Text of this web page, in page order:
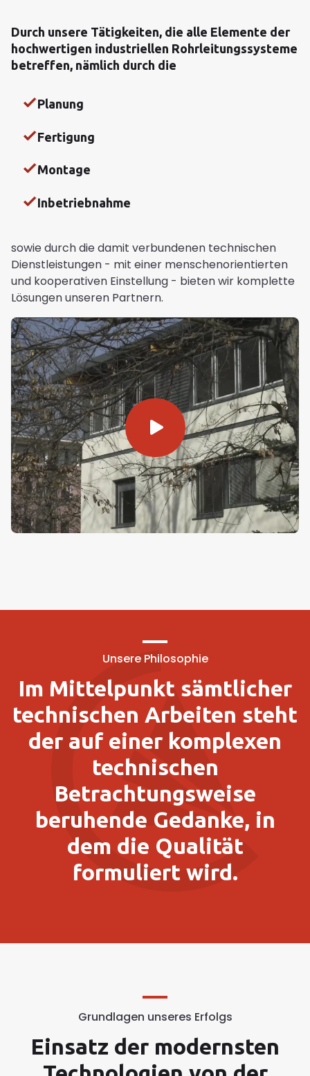
Durch unsere Tätigkeiten, die alle Elemente der
hochwertigen industriellen Rohrleitungssysteme
betreffen, nämlich durch die
Planung
Fertigung
Montage
Inbetriebnahme
sowie durch die damit verbundenen technischen
Dienstleistungen - mit einer menschenorientierten
und kooperativen Einstellung - bieten wir komplette
Lösungen unseren Partnern.
Unsere Philosophie
Im Mittelpunkt sämtlicher
technischen Arbeiten steht
der auf einer komplexen
technischen
Betrachtungsweise
beruhende Gedanke, in
dem die Qualität
formuliert wird.
Grundlagen unseres Erfolgs
Einsatz der modernsten